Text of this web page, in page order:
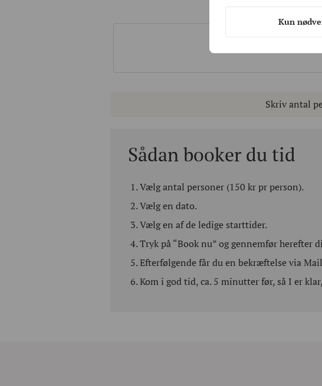
Skriv antal
Sådan booker du tid
Vælg antal personer (150 kr pr person).
Vælg en dato.
Vælg en af de ledige starttider.
Tryk på “Book nu” og gennemfør herefter
Efterfølgende får du en bekræftelse via
Kom i god tid, ca. 5 minutter før, så I er
Kun